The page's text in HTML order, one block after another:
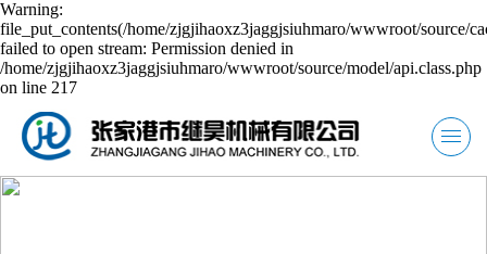
Warning:
file_put_contents(/home/zjgjihaoxz3jaggjsiuhmaro/wwwroot/source/
failed to open stream: Permission denied in
/home/zjgjihaoxz3jaggjsiuhmaro/wwwroot/source/model/api.class.php
on line 217